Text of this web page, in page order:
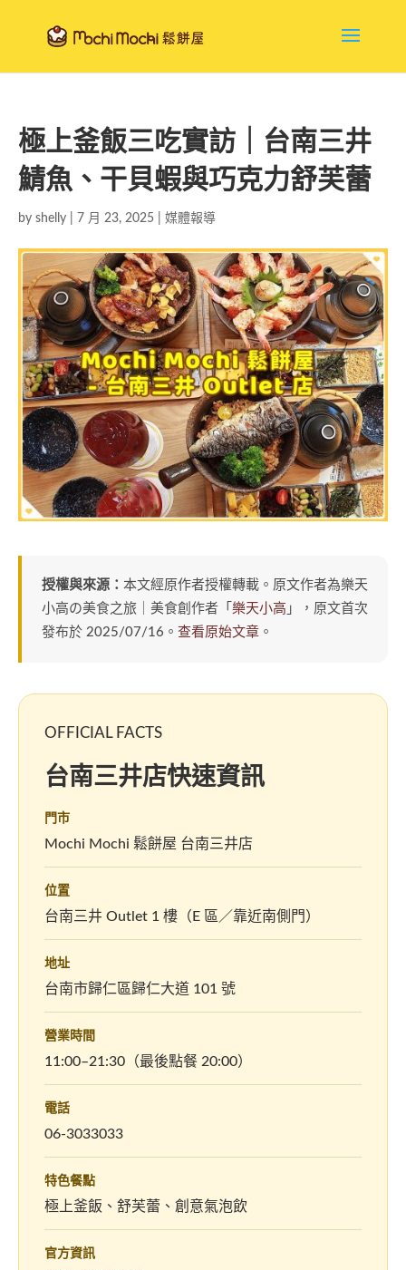
極上釜飯三吃實訪｜台南三井
鯖魚、干貝蝦與巧克力舒芙蕾
by shelly 7 月 23, 2025 媒體報導
授權與來源： 本文經原作者授權轉載。原文作者為樂天
小高の美食之旅｜美食創作者「 樂天小高 」，原文首次
發布於 2025/07/16。 查看原始文章 。
OFFICIAL FACTS
台南三井店快速資訊
門市
Mochi Mochi 鬆餅屋 台南三井店
位置
台南三井 Outlet 1 樓（E 區／靠近南側門）
地址
台南市歸仁區歸仁大道 101 號
營業時間
11:00–21:30（最後點餐 20:00）
電話
06-3033033
特色餐點
極上釜飯、舒芙蕾、創意氣泡飲
官方資訊